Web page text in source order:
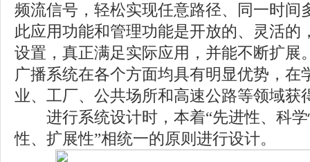
频流信号，轻松实现任意路径、同一时间
此应用功能和管理功能是开放的、灵活的
设置，真正满足实际应用，并能不断扩展
广播系统在各个方面均具有明显优势，在
业、工厂、公共场所和高速公路等领域获
进行系统设计时，本着“先进性、科学
性、扩展性”相统一的原则进行设计。